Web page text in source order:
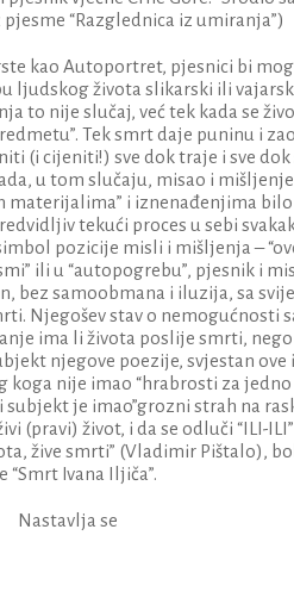
“Razglednica iz umiranja”)
kao Autoportret, pjesnici bi
ljudskog života slikarski ili
to nije slučaj, već tek kada se
Tek smrt daje puninu i
(i cijeniti!) sve dok traje i sve
u tom slučaju, misao i
materijalima” i iznenađenjima
tekući proces u sebi
pozicije misli i mišljenja –
ili u “autopogrebu”, pjesnik i
bez samoobmana i iluzija, sa
Njegošev stav o nemogućnosti
ima li života poslije smrti,
njegove poezije, svjestan ove
koga nije imao “hrabrosti za
je imao”grozni strah na
(pravi) život, i da se odluči “ILI-
žive smrti” (Vladimir Pištalo),
Ivana Iljiča”.
se